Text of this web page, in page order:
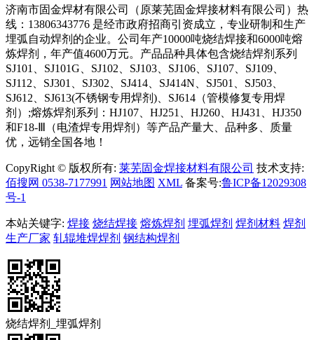
济南市固金焊材有限公司（原莱芜固金焊接材料有限公司）热
线：13806343776 是经市政府招商引资成立，专业研制和生产
埋弧自动焊剂的企业。公司年产10000吨烧结焊接和6000吨熔
炼焊剂，年产值4600万元。产品品种具体包含烧结焊剂系列
SJ101、SJ101G、SJ102、SJ103、SJ106、SJ107、SJ109、
SJ112、SJ301、SJ302、SJ414、SJ414N、SJ501、SJ503、
SJ612、SJ613(不锈钢专用焊剂)、SJ614（管模修复专用焊
剂）;熔炼焊剂系列：HJ107、HJ251、HJ260、HJ431、HJ350
和F18-Ⅲ（电渣焊专用焊剂）等产品产量大、品种多、质量
优，远销全国各地！
CopyRight © 版权所有: 莱芜固金焊接材料有限公司 技术支持:
佰搜网 0538-7177991 网站地图 XML 备案号:鲁ICP备12029308
号-1
本站关键字: 焊接 烧结焊接 熔炼焊剂 埋弧焊剂 焊剂材料 焊剂
生产厂家 轧辊堆焊焊剂 钢结构焊剂
烧结焊剂_埋弧焊剂